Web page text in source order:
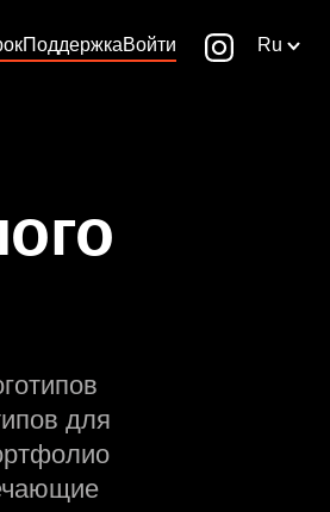
ПоддержкаВойти Ru
для